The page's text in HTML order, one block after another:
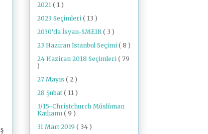
2021 ( 1 )
2023 Seçimleri ( 13 )
2030'da İsyan-SMEIR ( 3 )
23 Haziran İstanbul Seçimi ( 8 )
24 Haziran 2018 Seçimleri ( 79
)
27 Mayıs ( 2 )
28 Şubat ( 11 )
3/15-Christchurch Müslüman
Katliamı ( 9 )
31 Mart 2019 ( 34 )